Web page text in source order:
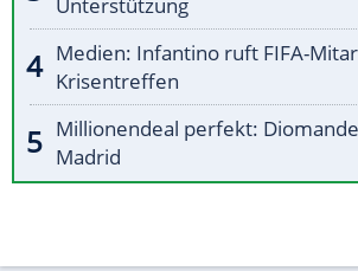
Unterstützung
Medien: Infantino ruft FIFA-
Krisentreffen
Millionendeal perfekt:
Madrid